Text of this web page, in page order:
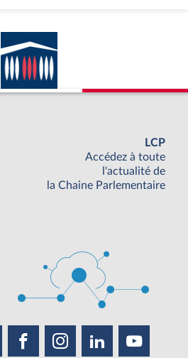
LCP
Accédez à toute
l'actualité de
la Chaine Parlementaire